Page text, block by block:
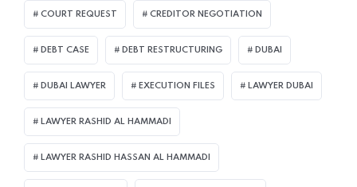
COURT REQUEST CREDITOR NEGOTIATION
DEBT CASE DEBT RESTRUCTURING DUBAI
DUBAI LAWYER EXECUTION FILES LAWYER DUBAI
LAWYER RASHID AL HAMMADI
LAWYER RASHID HASSAN AL HAMMADI